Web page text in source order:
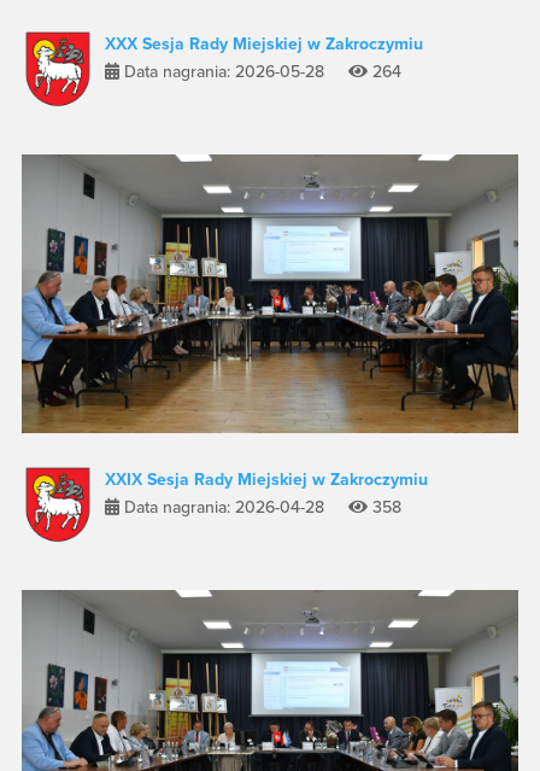
XXX Sesja Rady Miejskiej w Zakroczymiu
Data nagrania: 2026-05-28
264
XXIX Sesja Rady Miejskiej w Zakroczymiu
Data nagrania: 2026-04-28
358